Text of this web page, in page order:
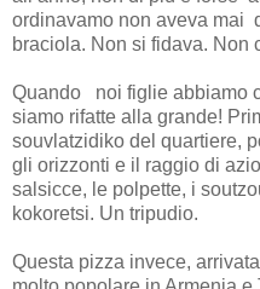
ordinavamo non aveva mai
braciola. Non si fidava. Non
Quando
noi figlie abbiamo
siamo rifatte alla grande!
souvlatzidiko del quartiere,
gli orizzonti e il raggio di
salsicce, le polpette, i
kokoretsi. Un tripudio.
Questa pizza invece,